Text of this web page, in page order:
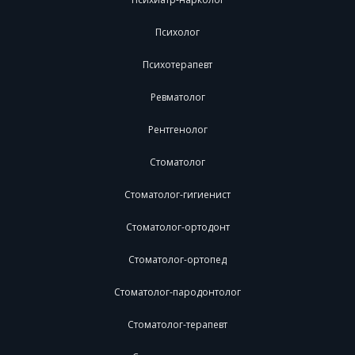
Психолог
Психотерапевт
Ревматолог
Рентгенолог
Стоматолог
Стоматолог-гигиенист
Стоматолог-ортодонт
Стоматолог-ортопед
Стоматолог-пародонтолог
Стоматолог-терапевт